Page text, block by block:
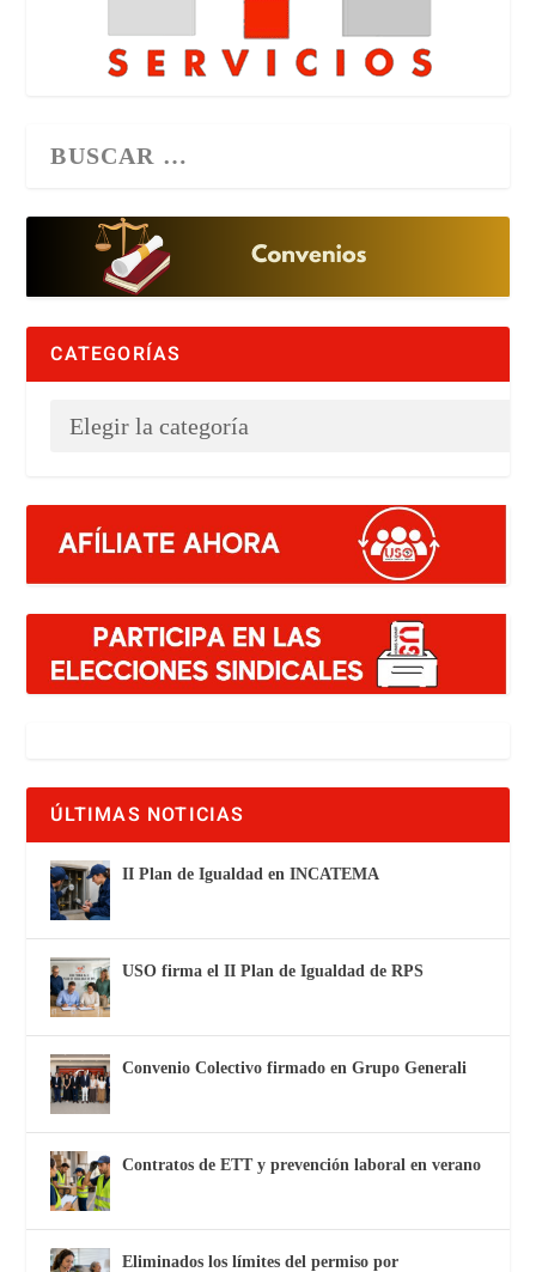
CATEGORÍAS
ÚLTIMAS NOTICIAS
II Plan de Igualdad en INCATEMA
USO firma el II Plan de Igualdad de RPS
Convenio Colectivo firmado en Grupo Generali
Contratos de ETT y prevención laboral en verano
Eliminados los límites del permiso por